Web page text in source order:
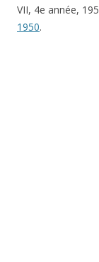
VII, 4e année,
1950.